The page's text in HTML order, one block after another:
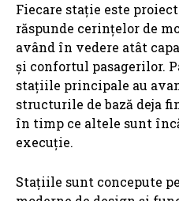
Fiecare stație este
răspunde cerințelor de
având în vedere atât
și confortul pasagerilor.
stațiile principale au
structurile de bază deja
în timp ce altele sunt
execuție.
Stațiile sunt concepute